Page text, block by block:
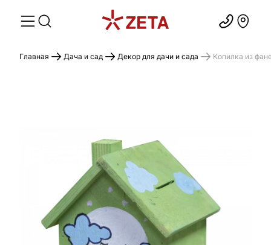
Главная Дача и сад Декор для дачи и сада Копилка из